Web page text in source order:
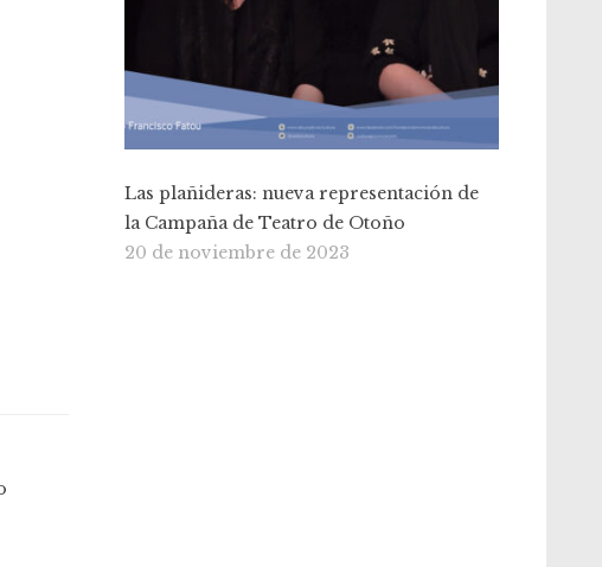
Las plañideras: nueva representación de
la Campaña de Teatro de Otoño
20 de noviembre de 2023